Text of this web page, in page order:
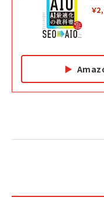
￥
2億円
小さな
anan(
anan(
ベイン
ルな本